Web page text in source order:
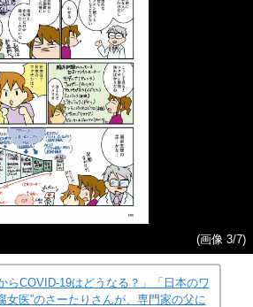
(画像 3/7)
らCOVID-19はどうなる？」「日本のワ
女医”のさーたりさんが、専門家の父に